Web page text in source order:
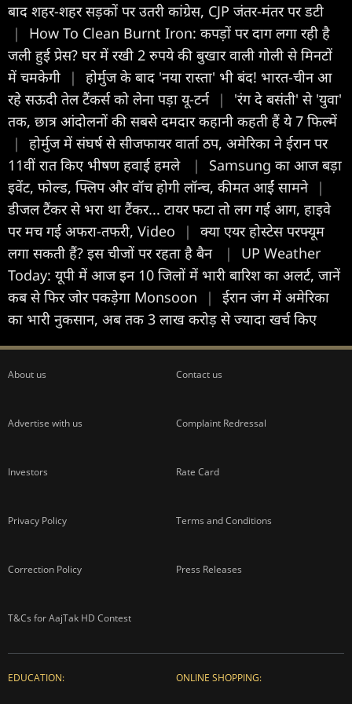
बाद शहर-शहर सड़कों पर उतरी कांग्रेस, CJP जंतर-मंतर पर डटी
|
How To Clean Burnt Iron: कपड़ों पर दाग लगा रही है
जली हुई प्रेस? घर में रखी 2 रुपये की बुखार वाली गोली से मिनटों
में चमकेगी
|
होर्मुज के बाद 'नया रास्ता' भी बंद! भारत-चीन आ
रहे सऊदी तेल टैंकर्स को लेना पड़ा यू-टर्न |
'रंग दे बसंती' से 'युवा'
तक, छात्र आंदोलनों की सबसे दमदार कहानी कहती हैं ये 7 फिल्में
|
होर्मुज में संघर्ष से सीजफायर वार्ता ठप, अमेरिका ने ईरान पर
11वीं रात किए भीषण हवाई हमले
|
Samsung का आज बड़ा
इवेंट, फोल्ड, फ्लिप और वॉच होगी लॉन्च, कीमत आईं सामने |
डीजल टैंकर से भरा था टैंकर... टायर फटा तो लग गई आग, हाइवे
पर मच गई अफरा-तफरी, Video
|
क्या एयर होस्टेस परफ्यूम
लगा सकती हैं? इस चीजों पर रहता है बैन
|
UP Weather
Today: यूपी में आज इन 10 जिलों में भारी बारिश का अलर्ट, जानें
कब से फिर जोर पकड़ेगा Monsoon
|
ईरान जंग में अमेरिका
का भारी नुकसान, अब तक 3 लाख करोड़ से ज्यादा खर्च किए
About us Contact us
Advertise with us Complaint Redressal
Investors Rate Card
Privacy Policy Terms and Conditions
Correction Policy Press Releases
T&Cs for AajTak HD Contest
EDUCATION: ONLINE SHOPPING: